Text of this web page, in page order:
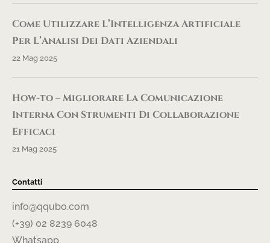
Come Utilizzare L’Intelligenza Artificiale
Per L’Analisi Dei Dati Aziendali
22 Mag 2025
How-to – Migliorare La Comunicazione
Interna Con Strumenti Di Collaborazione
Efficaci
21 Mag 2025
Contatti
info@qqubo.com
(+39) 02 8239 6048
Whatsapp